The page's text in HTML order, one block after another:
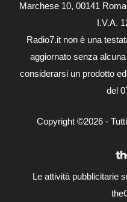
Marchese 10, 00141
I.V.A.
Radio7.it non è una
aggiornato senza
considerarsi un prodotto
del
Copyright ©2026 -
Le attività pubblicitarie